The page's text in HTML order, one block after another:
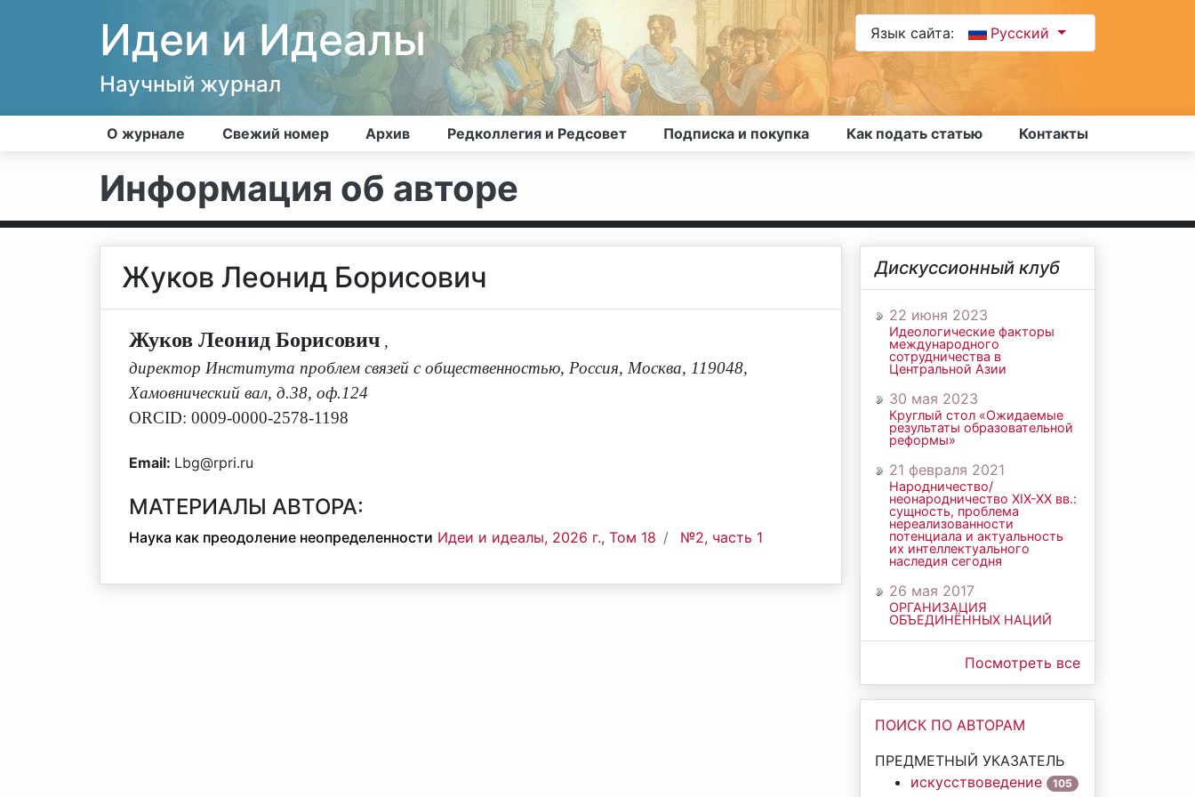
Идеи и Идеалы
Научный журнал
Язык сайта: Русский
О журнале Свежий номер Архив Редколлегия и Редсовет Подписка и покупка Как подать статью Контакты
Информация об авторе
Жуков Леонид Борисович
Жуков Леонид Борисович ,
директор Института проблем связей с общественностью, Россия, Москва, 119048,
Хамовнический вал, д.38, оф.124
ORCID: 0009-0000-2578-1198
Email: Lbg@rpri.ru
МАТЕРИАЛЫ АВТОРА:
Наука как преодоление неопределенности Идеи и идеалы, 2026 г., Том 18 №2, часть 1
Дискуссионный клуб
22 июня 2023
Идеологические факторы
международного
сотрудничества в
Центральной Азии
30 мая 2023
Круглый стол «Ожидаемые
результаты образовательной
реформы»
21 февраля 2021
Народничество/
неонародничество ХIХ-ХХ вв.:
сущность, проблема
нереализованности
потенциала и актуальность
их интеллектуального
наследия сегодня
26 мая 2017
ОРГАНИЗАЦИЯ
ОБЪЕДИНЁННЫХ НАЦИЙ
Посмотреть все
ПОИСК ПО АВТОРАМ
ПРЕДМЕТНЫЙ УКАЗАТЕЛЬ
искусствоведение
105